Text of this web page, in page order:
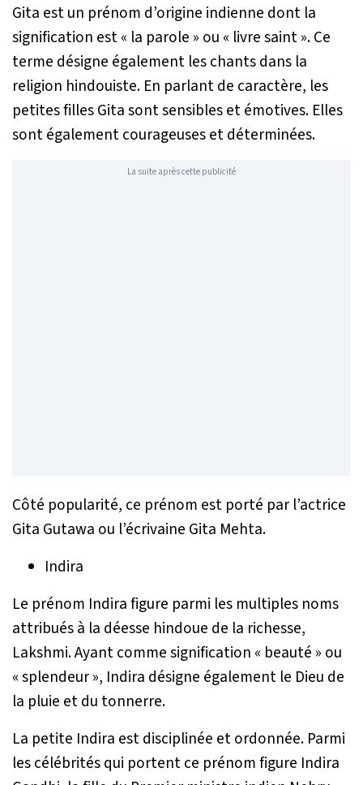
Gita est un prénom d’origine indienne dont la
signification est « la parole » ou « livre saint ». Ce
terme désigne également les chants dans la
religion hindouiste. En parlant de caractère, les
petites filles Gita sont sensibles et émotives. Elles
sont également courageuses et déterminées.
La suite après cette publicité
Côté popularité, ce prénom est porté par l’actrice
Gita Gutawa ou l’écrivaine Gita Mehta.
Indira
Le prénom Indira figure parmi les multiples noms
attribués à la déesse hindoue de la richesse,
Lakshmi. Ayant comme signification « beauté » ou
« splendeur », Indira désigne également le Dieu de
la pluie et du tonnerre.
La petite Indira est disciplinée et ordonnée. Parmi
les célébrités qui portent ce prénom figure Indira